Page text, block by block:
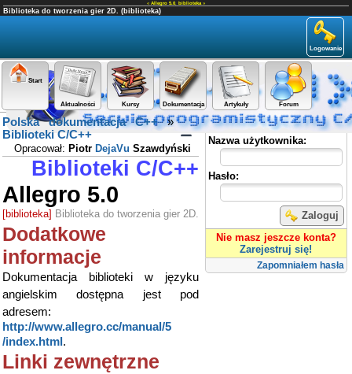
« Allegro 5.0 biblioteka »
Biblioteka do tworzenia gier 2D. (biblioteka)
Logowanie
Start
Aktualności Kursy Dokumentacja Artykuły Forum
Panel użytkownika
Nazwa użytkownika:
Hasło:
Zaloguj
Nie masz jeszcze konta?
Zarejestruj się!
Zapomniałem hasła
Polska dokumentacja C++»
Biblioteki C/C++
Opracował: Piotr DejaVu Szawdyński
Biblioteki C/C++
Allegro 5.0
[biblioteka] Biblioteka do tworzenia gier 2D.
Dodatkowe
informacje
Dokumentacja biblioteki w języku
angielskim dostępna jest pod
adresem:
http://www.allegro.cc/manual/5​
/index.html .
Linki zewnętrzne